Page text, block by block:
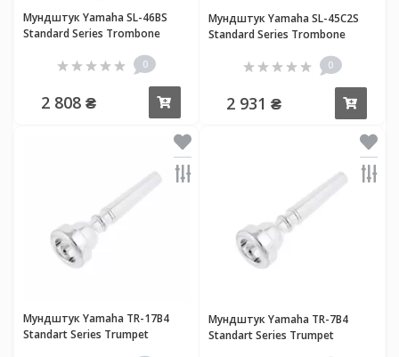
Мундштук Yamaha SL-46BS
Standard Series Trombone
0
2 808 ₴
Мундштук Yamaha SL-45C2S
Standard Series Trombone
0
2 931 ₴
Мундштук Yamaha TR-17B4
Standart Series Trumpet
Мундштук Yamaha TR-7B4
Standart Series Trumpet